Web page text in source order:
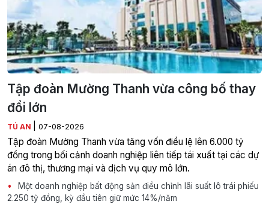
Tập đoàn Mường Thanh vừa công bố thay
đổi lớn
TÚ AN 07-08-2026
Tập đoàn Mường Thanh vừa tăng vốn điều lệ lên 6.000 tỷ
đồng trong bối cảnh doanh nghiệp liên tiếp tái xuất tại các dự
án đô thị, thương mại và dịch vụ quy mô lớn.
Một doanh nghiệp bất động sản điều chỉnh lãi suất lô trái phiếu
2.250 tỷ đồng, kỳ đầu tiên giữ mức 14%/năm